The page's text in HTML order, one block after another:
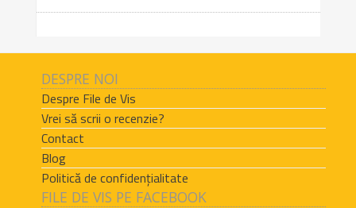
DESPRE NOI
Despre File de Vis
Vrei să scrii o recenzie?
Contact
Blog
Politică de confidențialitate
FILE DE VIS PE FACEBOOK